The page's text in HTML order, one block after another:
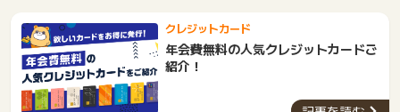
クレジットカード
年会費無料の人気クレジットカードご
紹介！